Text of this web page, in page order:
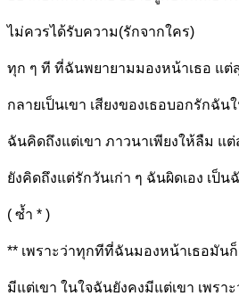
ไม่ควรได้รับความ(รักจากใคร)
ทุก ๆ ที ที่ฉันพยายามมองหน้าเธอ แต่
กลายเป็นเขา เสียงของเธอบอกรักฉั
ฉันคิดถึงแต่เขา ภาวนาเพียงให้ลืม แ
ยังคิดถึงแต่รักวันเก่า ๆ ฉันผิดเอง เป็น
( ซ้ำ * )
** เพราะว่าทุกทีที่ฉันมองหน้าเธอมันก็
มีแต่เขา ในใจฉันยังคงมีแต่เขา เพรา